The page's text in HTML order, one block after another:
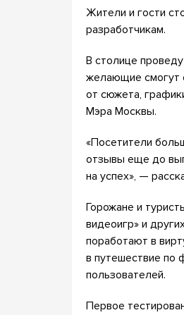
Жители и гости
разработчикам.
В столице
желающие смогут
от сюжета,
Мэра Москвы.
«Посетители
отзывы еще до
на успех», —
Горожане и
видеоигр» и
поработают в
в путешествие по
пользователей.
Первое